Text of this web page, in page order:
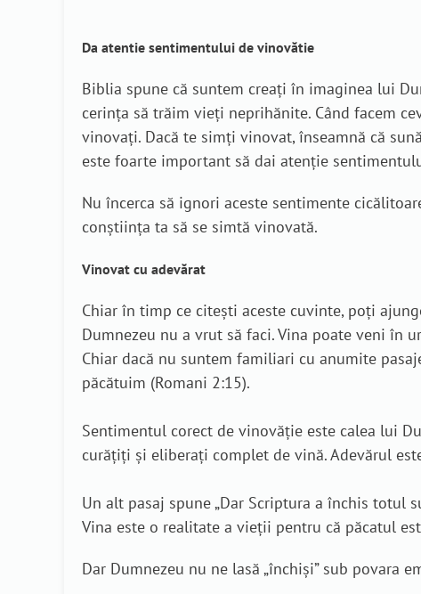
Da atentie sentimentului de vinovătie
Biblia spune că suntem creați în imaginea lui
cerința să trăim vieți neprihănite. Când facem
vinovați. Dacă te simți vinovat, înseamnă că
este foarte important să dai atenție
Nu încerca să ignori aceste sentimente
conștiința ta să se simtă vinovată.
Vinovat cu adevărat
Chiar în timp ce citești aceste cuvinte, poți
Dumnezeu nu a vrut să faci. Vina poate veni în
Chiar dacă nu suntem familiari cu anumite
păcătuim (Romani 2:15).
Sentimentul corect de vinovăție este calea lui
curățiți și eliberați complet de vină. Adevărul
Un alt pasaj spune „Dar Scriptura a închis totul
Vina este o realitate a vieții pentru că păcatul
Dar Dumnezeu nu ne lasă „închiși” sub povara